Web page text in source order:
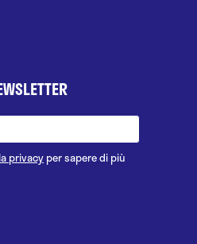
privacy per sapere di più